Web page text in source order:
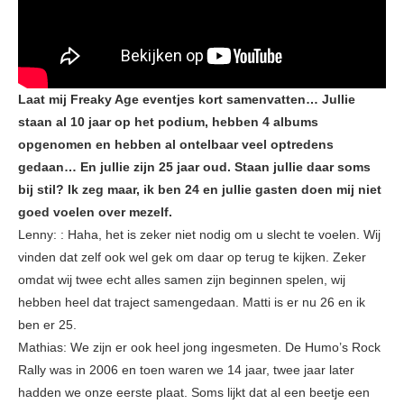
Laat mij Freaky Age eventjes kort samenvatten… Jullie
staan al 10 jaar op het podium, hebben 4 albums
opgenomen en hebben al ontelbaar veel optredens
gedaan… En jullie zijn 25 jaar oud. Staan jullie daar soms
bij stil? Ik zeg maar, ik ben 24 en jullie gasten doen mij niet
goed voelen over mezelf.
Lenny: : Haha, het is zeker niet nodig om u slecht te voelen. Wij
vinden dat zelf ook wel gek om daar op terug te kijken. Zeker
omdat wij twee echt alles samen zijn beginnen spelen, wij
hebben heel dat traject samengedaan. Matti is er nu 26 en ik
ben er 25.
Mathias: We zijn er ook heel jong ingesmeten. De Humo’s Rock
Rally was in 2006 en toen waren we 14 jaar, twee jaar later
hadden we onze eerste plaat. Soms lijkt dat al een beetje een